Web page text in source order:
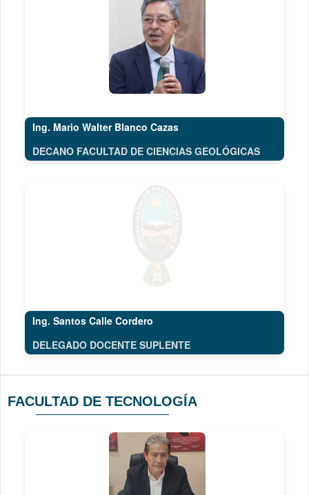
Ing. Mario Walter Blanco Cazas
DECANO FACULTAD DE CIENCIAS GEOLÓGICAS
Ing. Santos Calle Cordero
DELEGADO DOCENTE SUPLENTE
FACULTAD DE TECNOLOGÍA